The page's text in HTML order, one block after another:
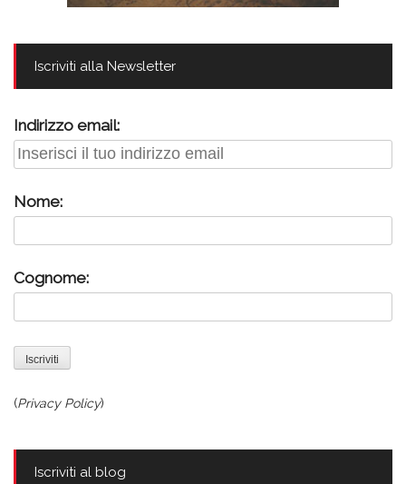
Iscriviti alla Newsletter
Indirizzo email:
Nome:
Cognome:
(Privacy Policy)
Iscriviti al blog